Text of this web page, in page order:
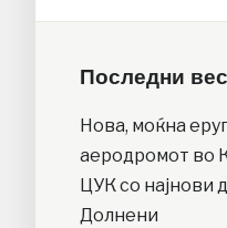
Последни
Нова, моќна
аеродромот во
ЦУК со најнови
Долнени